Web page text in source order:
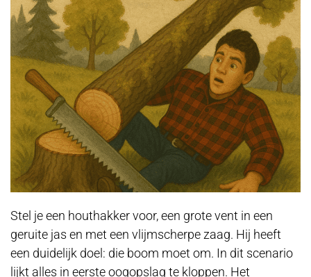
Stel je een houthakker voor, een grote vent in een
geruite jas en met een vlijmscherpe zaag. Hij heeft
een duidelijk doel: die boom moet om. In dit scenario
lijkt alles in eerste oogopslag te kloppen. Het